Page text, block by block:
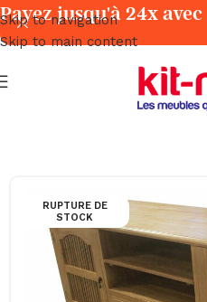
Skip to navigation
Skip to main content
Meubles Exotiques
RUPTURE DE
STOCK
Payez jusqu'à 24x avec